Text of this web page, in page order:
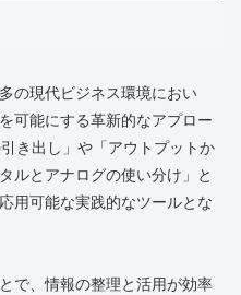
の現代ビジネス環境におい
可能にする革新的なアプロー
き出し」や「アウトプットか
ルとアナログの使い分け」と
用可能な実践的なツールとな
で、情報の整理と活用が効率